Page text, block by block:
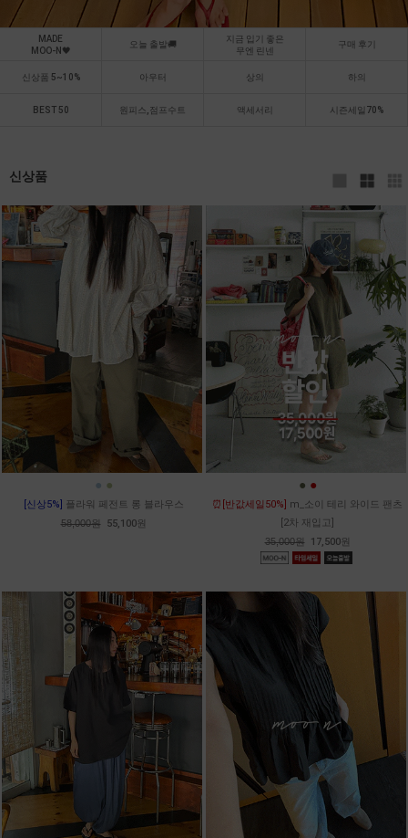
MADE
MOO-N🖤
오늘 출발🚚
지금 입기 좋은
무엔 린넨
구매 후기
신상품 5~10% 아우터 상의 하의
BEST 50 원피스,점프수트 액세서리 시즌세일70%
신상품
● ●
[신상5%] 플라워 페전트 롱 블라우스
58,000원 55,100원
● ●
⏰[반값세일50%] m_소이 테리 와이드 팬츠
[2차 재입고]
35,000원 17,500원